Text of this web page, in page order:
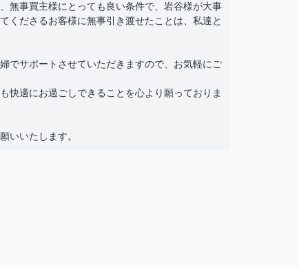
無事買主様にとっても良い条件で、岩谷様が大事
くださるお客様に無事引き渡せたことは、私達と
でサポートさせていただきますので、お気軽にご
快適にお過ごしできることを心より願っておりま
いいたします。